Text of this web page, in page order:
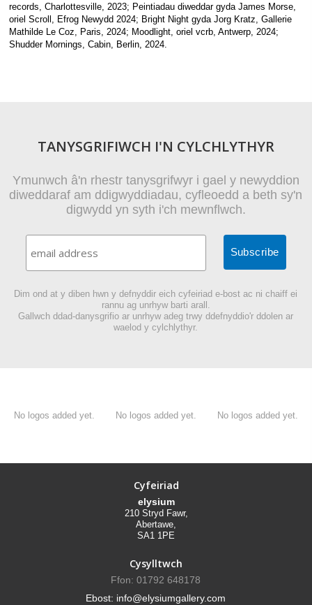
records, Charlottesville, 2023; Peintiadau diweddar gyda James Morse,
oriel Scroll, Efrog Newydd 2024; Bright Night gyda Jorg Kratz, Gallerie
Mathilde Le Coz, Paris, 2024; Moodlight, oriel vcrb, Antwerp, 2024;
Shudder Mornings, Cabin, Berlin, 2024.
TANYSGRIFIWCH I'N CYLCHLYTHYR
Ymunwch â'n rhestr tanysgrifwyr i gael y newyddion
diweddaraf am ddigwyddiadau, cyfleoedd a beth sy'n
digwydd yn syth i'ch mewnflwch.
Dim ond at y diben hwn y defnyddir eich cyfeiriad e-bost ac ni chaiff ei
rannu ag unrhyw barti arall.
Gallwch ddad-danysgrifio ar unrhyw adeg trwy ddefnyddio'r ddolen ar
waelod y cylchlythyr.
No logos added yet. No logos added yet. No logos added yet.
Cyfeiriad
elysium
210 Stryd Fawr,
Abertawe,
SA1 1PE
Cysylltwch
Ffon: 01792 648178
Ebost: info@elysiumgallery.com